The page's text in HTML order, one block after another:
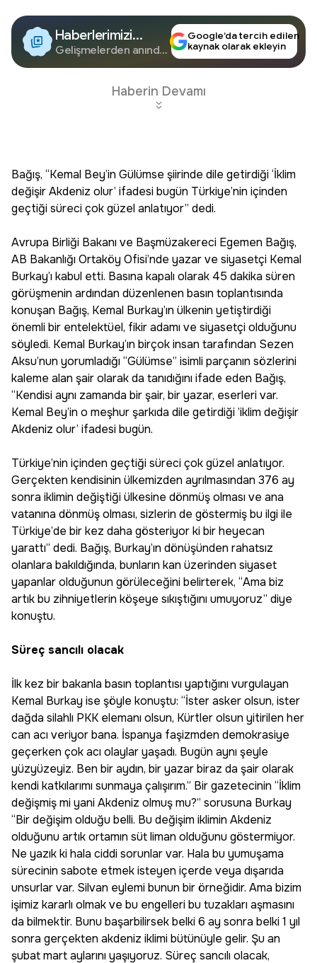
Haberlerimizi
Google'da Takip
Edin
Gelişmelerden anında
Google’da tercih edilen
kaynak olarak ekleyin
Haberin Devamı
Bağış, “Kemal Bey’in Gülümse şiirinde dile getirdiği ‘İklim
değişir Akdeniz olur’ ifadesi bugün Türkiye’nin içinden
geçtiği süreci çok güzel anlatıyor” dedi.
Avrupa Birliği Bakanı ve Başmüzakereci Egemen Bağış,
AB Bakanlığı Ortaköy Ofisi’nde yazar ve siyasetçi Kemal
Burkay’ı kabul etti. Basına kapalı olarak 45 dakika süren
görüşmenin ardından düzenlenen basın toplantısında
konuşan Bağış, Kemal Burkay’ın ülkenin yetiştirdiği
önemli bir entelektüel, fikir adamı ve siyasetçi olduğunu
söyledi. Kemal Burkay’ın birçok insan tarafından Sezen
Aksu’nun yorumladığı “Gülümse” isimli parçanın sözlerini
kaleme alan şair olarak da tanıdığını ifade eden Bağış,
“Kendisi aynı zamanda bir şair, bir yazar, eserleri var.
Kemal Bey’in o meşhur şarkıda dile getirdiği ’iklim değişir
Akdeniz olur’ ifadesi bugün.
Türkiye’nin içinden geçtiği süreci çok güzel anlatıyor.
Gerçekten kendisinin ülkemizden ayrılmasından 376 ay
sonra iklimin değiştiği ülkesine dönmüş olması ve ana
vatanına dönmüş olması, sizlerin de göstermiş bu ilgi ile
Türkiye’de bir kez daha gösteriyor ki bir heyecan
yarattı” dedi. Bağış, Burkay’ın dönüşünden rahatsız
olanlara bakıldığında, bunların kan üzerinden siyaset
yapanlar olduğunun görüleceğini belirterek, “Ama biz
artık bu zihniyetlerin köşeye sıkıştığını umuyoruz” diye
konuştu.
Süreç sancılı olacak
İlk kez bir bakanla basın toplantısı yaptığını vurgulayan
Kemal Burkay ise şöyle konuştu: “İster asker olsun, ister
dağda silahlı PKK elemanı olsun, Kürtler olsun yitirilen her
can acı veriyor bana. İspanya faşizmden demokrasiye
geçerken çok acı olaylar yaşadı. Bugün aynı şeyle
yüzyüzeyiz. Ben bir aydın, bir yazar biraz da şair olarak
kendi katkılarımı sunmaya çalışırım.” Bir gazetecinin “İklim
değişmiş mi yani Akdeniz olmuş mu?” sorusuna Burkay
“Bir değişim olduğu belli. Bu değişim iklimin Akdeniz
olduğunu artık ortamın süt liman olduğunu göstermiyor.
Ne yazık ki hala ciddi sorunlar var. Hala bu yumuşama
sürecinin sabote etmek isteyen içerde veya dışarıda
unsurlar var. Silvan eylemi bunun bir örneğidir. Ama bizim
işimiz kararlı olmak ve bu engelleri bu tuzakları aşmasını
da bilmektir. Bunu başarbilirsek belki 6 ay sonra belki 1 yıl
sonra gerçekten akdeniz iklimi bütünüyle gelir. Şu an
şubat mart aylarını yaşıyoruz. Süreç sancılı olacak,